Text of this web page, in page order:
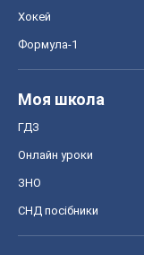
Хокей
Формула-1
Моя школа
ГДЗ
Онлайн уроки
ЗНО
СНД посібники